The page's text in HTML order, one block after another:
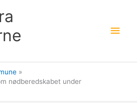
nødberedskabet under